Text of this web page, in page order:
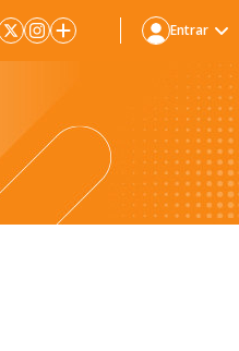
Entrar